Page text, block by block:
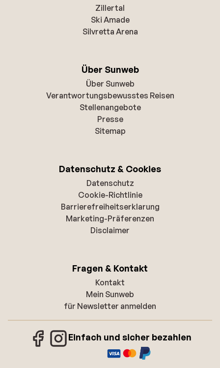
Zillertal
Ski Amade
Silvretta Arena
Über Sunweb
Über Sunweb
Verantwortungsbewusstes Reisen
Stellenangebote
Presse
Sitemap
Datenschutz & Cookies
Datenschutz
Cookie-Richtlinie
Barrierefreiheitserklarung
Marketing-Präferenzen
Disclaimer
Fragen & Kontakt
Kontakt
Mein Sunweb
für Newsletter anmelden
Einfach und sicher bezahlen